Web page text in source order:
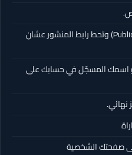
لازم تشارك تشكيلك بشكل عام (Public) وتحط رابط المنشور عشان
اسمك المسجّل في حسابك على
نهائي.
صفحتك الشخصية